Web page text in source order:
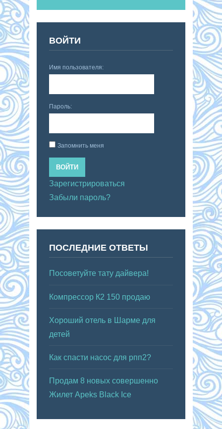
ВОЙТИ
Имя пользователя:
Пароль:
Запомнить меня
ВОЙТИ
Зарегистрироваться
Забыли пароль?
ПОСЛЕДНИЕ ОТВЕТЫ
Посоветуйте тату дайвера!
Компрессор К2 150 продаю
Хороший отель в Шарме для
детей
Как спасти насос для рпп2?
Продам 8 новых совершенно
Жилет Apeks Black Ice